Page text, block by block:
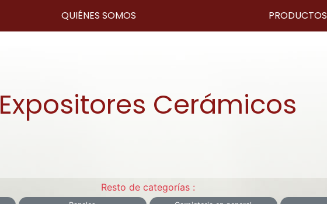
QUIÉNES SOMOS PRODUCTOS
Expositores Cerámicos
Resto de categorías :